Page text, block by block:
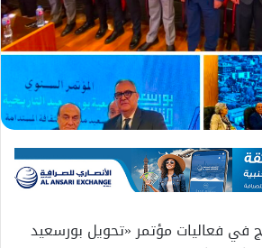
في فعاليات مؤتمر «تحويل بورسعيد